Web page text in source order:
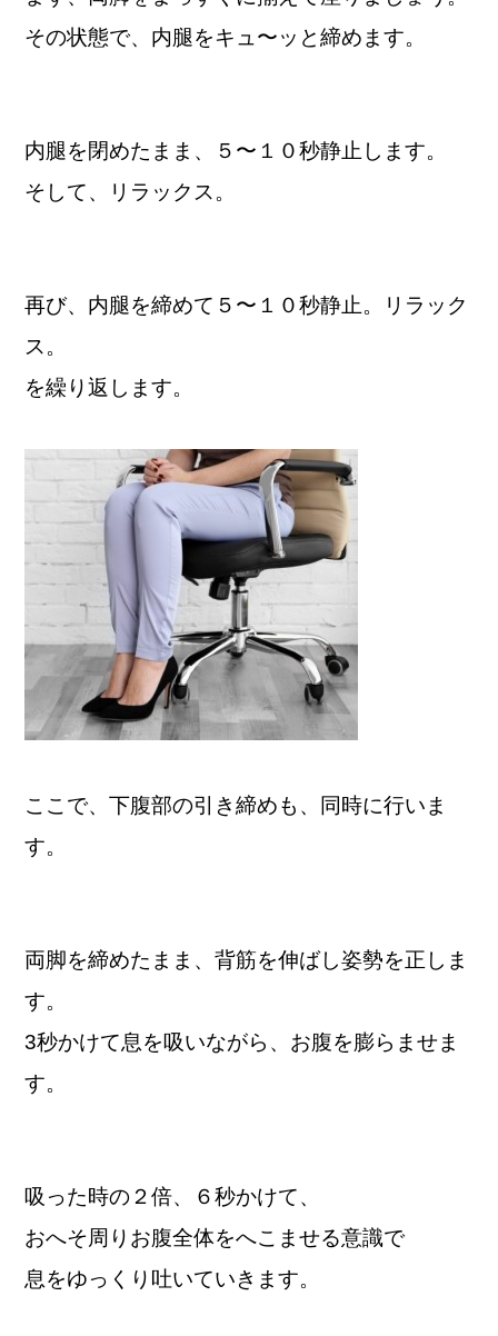
その状態で、内腿をキュ〜ッと締めます。
内腿を閉めたまま、５〜１０秒静止します。
そして、リラックス。
再び、内腿を締めて５〜１０秒静止。リラック
ス。
を繰り返します。
ここで、下腹部の引き締めも、同時に行いま
す。
両脚を締めたまま、背筋を伸ばし姿勢を正しま
す。
3秒かけて息を吸いながら、お腹を膨らませま
す。
吸った時の２倍、６秒かけて、
おへそ周りお腹全体をへこませる意識で
息をゆっくり吐いていきます。